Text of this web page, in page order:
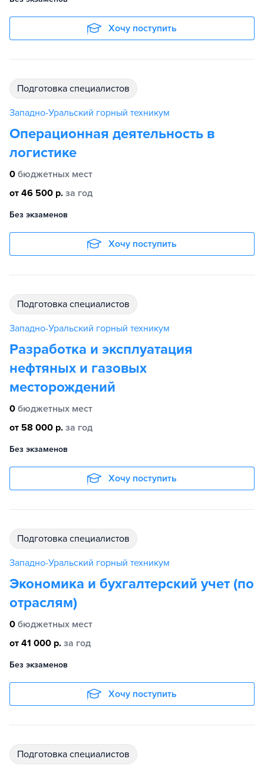
Хочу поступить
подготовка специалистов
Западно-Уральский горный техникум
Операционная деятельность в
логистике
0 бюджетных мест
от 46 500 р. за год
Без экзаменов
Хочу поступить
подготовка специалистов
Западно-Уральский горный техникум
Разработка и эксплуатация
нефтяных и газовых
месторождений
0 бюджетных мест
от 58 000 р. за год
Без экзаменов
Хочу поступить
подготовка специалистов
Западно-Уральский горный техникум
Экономика и бухгалтерский учет (по
отраслям)
0 бюджетных мест
от 41 000 р. за год
Без экзаменов
Хочу поступить
подготовка специалистов